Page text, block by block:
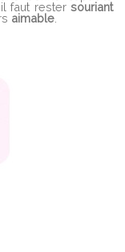
faut rester souriant
aimable.